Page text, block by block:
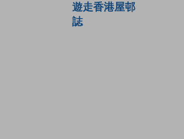
遊走香港屋邨
誌